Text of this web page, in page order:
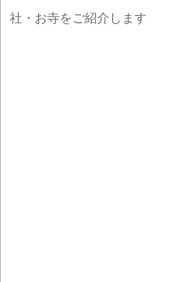
社・お寺をご紹介します